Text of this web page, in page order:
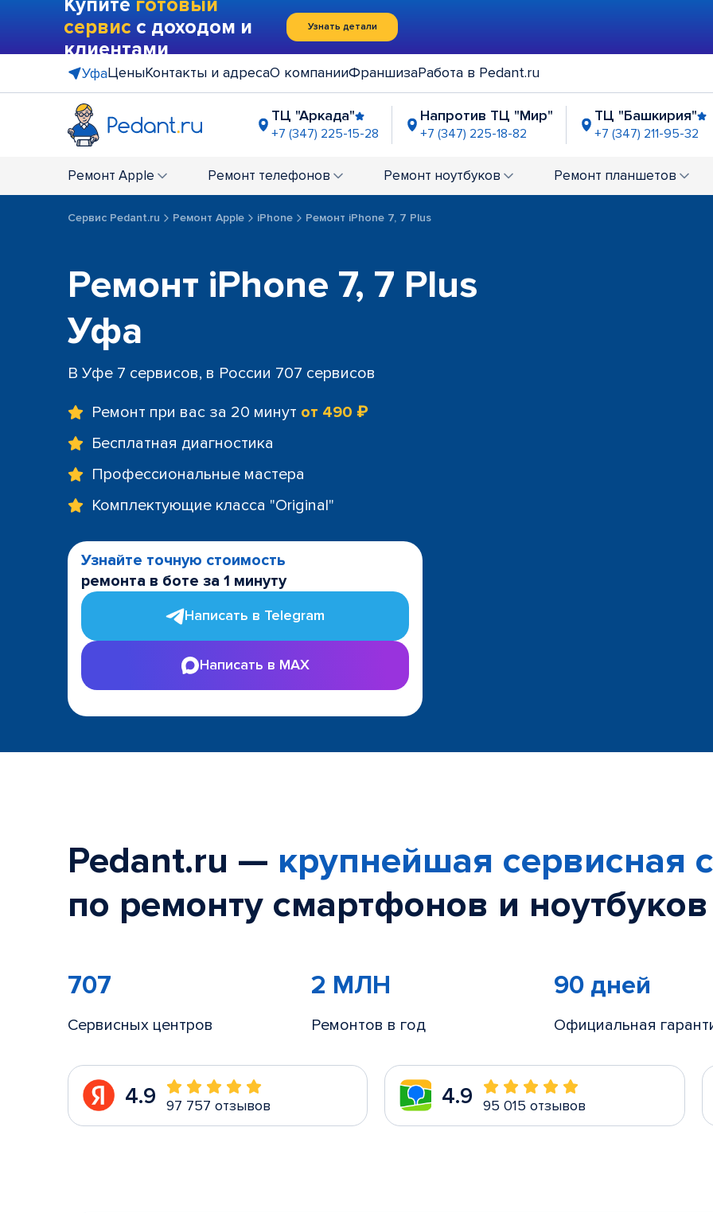
Купите готовый
сервис с доходом и
клиентами
Узнать детали
УфаЦеныКонтакты и адресаО компанииФраншизаРабота в Pedant.ru
ТЦ "Аркада"
+7 (347) 225-15-28
Напротив ТЦ "Мир"
+7 (347) 225-18-82
ТЦ "Башкирия"
+7 (347) 211-95-32
+7 (347) 214-95-57 +7 (347) 225-06-39 +7
Ремонт Apple Ремонт телефонов Ремонт ноутбуков Ремонт планшетов
Сервис Pedant.ru Ремонт Apple iPhone Ремонт iPhone 7, 7 Plus
Ремонт iPhone 7, 7 Plus
Уфа
В Уфе 7 сервисов, в России 707 сервисов
Ремонт при вас за 20 минут от 490 ₽
Бесплатная диагностика
Профессиональные мастера
Комплектующие класса "Original"
Узнайте точную стоимость
ремонта в боте за 1 минуту
Написать в Telegram
Написать в MAX
Pedant.ru — крупнейшая сервисная
по ремонту смартфонов и
707
Сервисных центров
2 МЛН
Ремонтов в год
90 дней
Официальная
4.9 97 757 отзывов 4.9 95 015 отзывов